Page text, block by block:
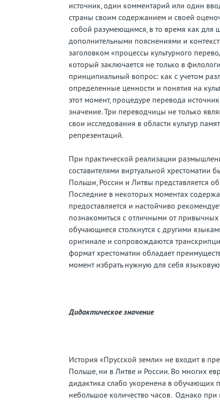
источник, один комментарий или один
страны своим содержанием и своей
собой разумеющимся, в то время как для
дополнительными пояснениями и
заголовком «процессы культурного
который заключается не только в
принципиальный вопрос: как с учетом
определенные ценности и понятия на
этот момент, процедуре перевода
значение. Три переводчицы не только
свои исследования в области культур
репрезентаций.
При практической реализации
составителями виртуальной хрестоматии
Польши, России и Литвы представляется
Последние в некоторых моментах
предоставляется и настойчиво
познакомиться с отличными от
обучающиеся столкнутся с другими
оригинале и сопровождаются
формат хрестоматии обладает
момент избрать нужную для себя
Дидактическое значение
История «Прусской земли» не входит в
Польше, ни в Литве и России. Во многих
дидактика слабо укоренена в обучающих
небольшое количество часов. Однако